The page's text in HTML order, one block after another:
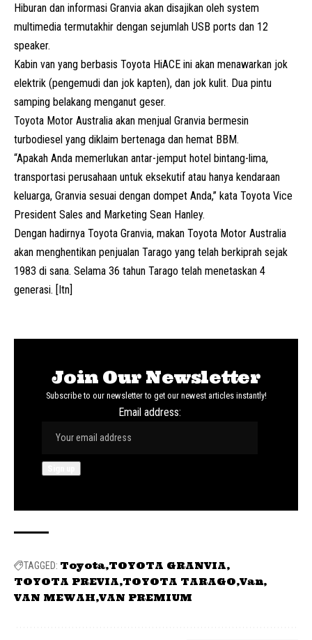
Hiburan dan informasi Granvia akan disajikan oleh system
multimedia termutakhir dengan sejumlah USB ports dan 12
speaker.
Kabin van yang berbasis Toyota HiACE ini akan menawarkan jok
elektrik (pengemudi dan jok kapten), dan jok kulit. Dua pintu
samping belakang menganut geser.
Toyota Motor Australia akan menjual Granvia bermesin
turbodiesel yang diklaim bertenaga dan hemat BBM.
“Apakah Anda memerlukan antar-jemput hotel bintang-lima,
transportasi perusahaan untuk eksekutif atau hanya kendaraan
keluarga, Granvia sesuai dengan dompet Anda,” kata Toyota Vice
President Sales and Marketing Sean Hanley.
Dengan hadirnya Toyota Granvia, makan Toyota Motor Australia
akan menghentikan penjualan Tarago yang telah berkiprah sejak
1983 di sana. Selama 36 tahun Tarago telah menetaskan 4
generasi. [Itn]
Join Our Newsletter
Subscribe to our newsletter to get our newest articles instantly!
Email address:
TAGGED: Toyota TOYOTA GRANVIA
TOYOTA PREVIA TOYOTA TARAGO Van
VAN MEWAH VAN PREMIUM